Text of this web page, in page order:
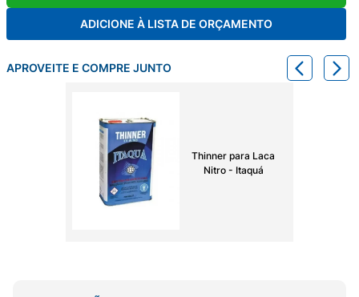
ADICIONE À LISTA DE ORÇAMENTO
APROVEITE E COMPRE JUNTO
Thinner para Laca
Nitro - Itaquá